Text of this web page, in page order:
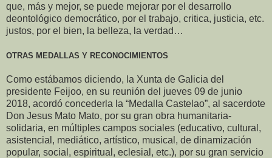
que, más y mejor, se puede mejorar por el desarrollo
deontológico democrático, por el trabajo, critica, justicia, etc.
justos, por el bien, la belleza, la verdad…
OTRAS MEDALLAS Y RECONOCIMIENTOS
Como estábamos diciendo, la Xunta de Galicia del
presidente Feijoo, en su reunión del jueves 09 de junio
2018, acordó concederla la “Medalla Castelao”, al sacerdote
Don Jesus Mato Mato, por su gran obra humanitaria-
solidaria, en múltiples campos sociales (educativo, cultural,
asistencial, mediático, artístico, musical, de dinamización
popular, social, espiritual, eclesial, etc.), por su gran servicio